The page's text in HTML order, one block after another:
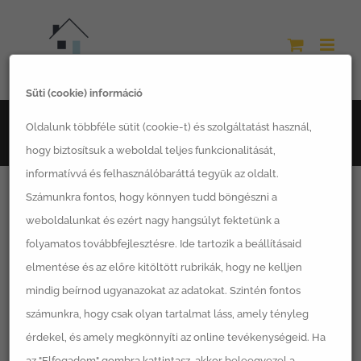
Süti (cookie) információ
Oldalunk többféle sütit (cookie-t) és szolgáltatást használ,
hogy biztosítsuk a weboldal teljes funkcionalitását,
informatívvá és felhasználóbaráttá tegyük az oldalt.
Számunkra fontos, hogy könnyen tudd böngészni a
weboldalunkat és ezért nagy hangsúlyt fektetünk a
folyamatos továbbfejlesztésre. Ide tartozik a beállításaid
elmentése és az előre kitöltött rubrikák, hogy ne kelljen
mindig beírnod ugyanazokat az adatokat. Szintén fontos
számunkra, hogy csak olyan tartalmat láss, amely tényleg
érdekel, és amely megkönnyíti az online tevékenységeid. Ha
Főoldal LSH termékek
Magaságyások
LSH ModulBox – „Bőség magaságyás”